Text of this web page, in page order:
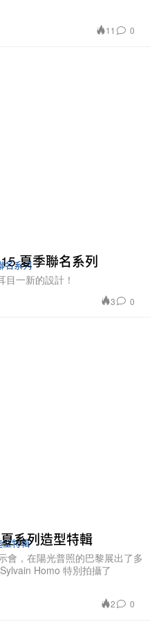
11 0
夏季聯名系列
一新的設計！
3 0
系列造型特輯
會，在陽光普照的巴黎展出了多
Homo 特別拍攝了
2 0